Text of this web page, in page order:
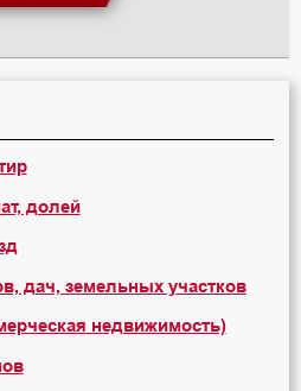
долей
дач, земельных участков
недвижимость)